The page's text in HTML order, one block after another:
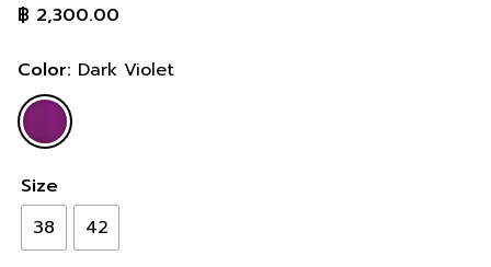
฿ 2,300.00
Color: Dark Violet
Size
38
42